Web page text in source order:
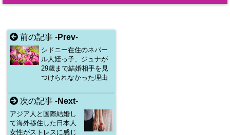
前の記事 -Prev-
シドニー在住のネパー
ル人姪っ子、ジュナが
29歳まで結婚相手を見
つけられなかった理由
次の記事 -Next-
アジア人と国際結婚し
て海外移住した日本人
女性がストレスに感じ